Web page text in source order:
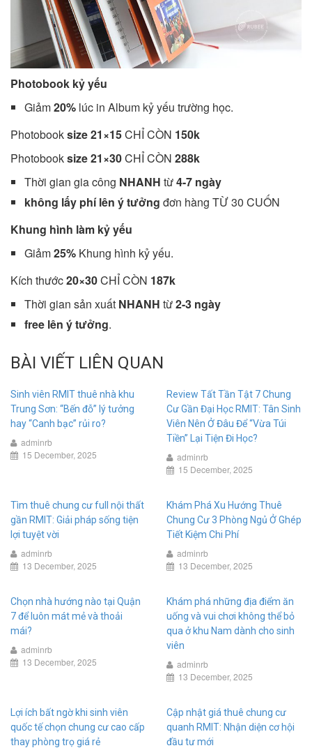
Photobook kỷ yếu
Giảm20% lúc in Album kỷ yếu trường học.
Photobooksize 21×15CHỈ CÒN 150k
Photobooksize 21×30CHỈ CÒN 288k
Thời gian gia công NHANH từ4-7 ngày
không lấy phí lên ý tưởng đơn hàng TỪ 30 CUỐN
Khung hình làm kỷ yếu
Giảm25% Khung hình kỷ yếu.
Kích thước20×30CHỈ CÒN 187k
Thời gian sản xuất NHANH từ2-3 ngày
free lên ý tưởng.
BÀI VIẾT LIÊN QUAN
Sinh viên RMIT thuê nhà khu
Trung Sơn: “Bến đỗ” lý tưởng
hay “Canh bạc” rủi ro?
adminrb
15 December, 2025
Review Tất Tần Tật 7 Chung
Cư Gần Đại Học RMIT: Tân Sinh
Viên Nên Ở Đâu Để “Vừa Túi
Tiền” Lại Tiện Đi Học?
adminrb
15 December, 2025
Tìm thuê chung cư full nội thất
gần RMIT: Giải pháp sống tiện
lợi tuyệt vời
adminrb
13 December, 2025
Khám Phá Xu Hướng Thuê
Chung Cư 3 Phòng Ngủ Ở Ghép
Tiết Kiệm Chi Phí
adminrb
13 December, 2025
Chọn nhà hướng nào tại Quận
7 để luôn mát mẻ và thoải
mái?
adminrb
13 December, 2025
Khám phá những địa điểm ăn
uống và vui chơi không thể bỏ
qua ở khu Nam dành cho sinh
viên
adminrb
13 December, 2025
Lợi ích bất ngờ khi sinh viên
quốc tế chọn chung cư cao cấp
thay phòng trọ giá rẻ
Cập nhật giá thuê chung cư
quanh RMIT: Nhận diện cơ hội
đầu tư mới